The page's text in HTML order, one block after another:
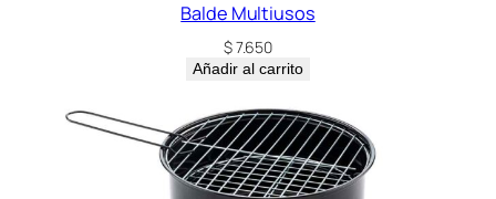
Balde Multiusos
$7.650
Añadir al carrito